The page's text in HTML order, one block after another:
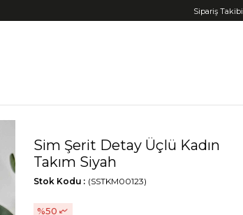
Sipariş Takibi
Sim Şerit Detay Üçlü Kadın
Takım Siyah
(SSTKM00123)
Stok Kodu
50